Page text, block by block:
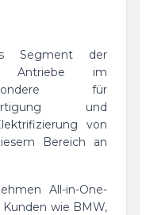
Segment der
Antriebe im
für
und
von
Bereich an
All-in-One-
wie BMW,